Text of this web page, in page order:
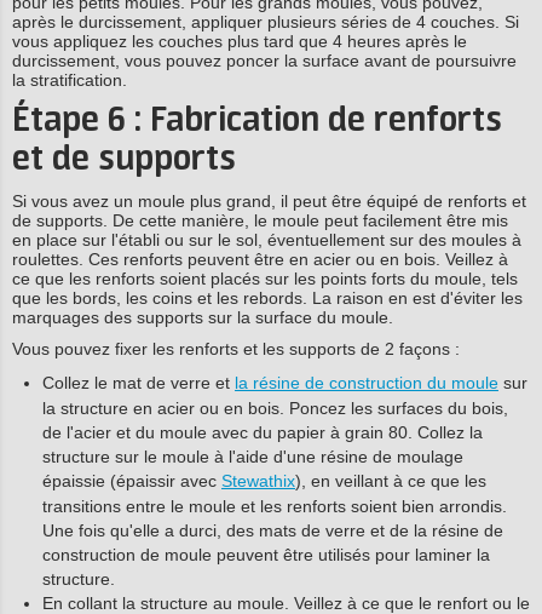
après le durcissement, appliquer plusieurs séries de 4 couches. Si
vous appliquez les couches plus tard que 4 heures après le
durcissement, vous pouvez poncer la surface avant de poursuivre
la stratification.
Étape 6 : Fabrication de renforts
et de supports
Si vous avez un moule plus grand, il peut être équipé de renforts et
de supports. De cette manière, le moule peut facilement être mis
en place sur l'établi ou sur le sol, éventuellement sur des moules à
roulettes. Ces renforts peuvent être en acier ou en bois. Veillez à
ce que les renforts soient placés sur les points forts du moule, tels
que les bords, les coins et les rebords. La raison en est d'éviter les
marquages des supports sur la surface du moule.
Vous pouvez fixer les renforts et les supports de 2 façons :
Collez le mat de verre et la résine de construction du moule sur
la structure en acier ou en bois. Poncez les surfaces du bois,
de l'acier et du moule avec du papier à grain 80. Collez la
structure sur le moule à l'aide d'une résine de moulage
épaissie (épaissir avec Stewathix), en veillant à ce que les
transitions entre le moule et les renforts soient bien arrondis.
Une fois qu'elle a durci, des mats de verre et de la résine de
construction de moule peuvent être utilisés pour laminer la
structure.
En collant la structure au moule. Veillez à ce que le renfort ou le